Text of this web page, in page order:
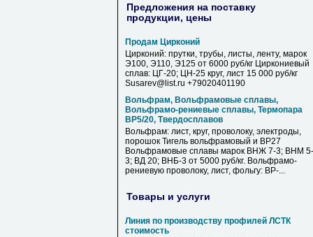
Предложения на поставку
продукции, цены
Продам Цирконий
Цирконий: прутки, трубы, листы, ленту, марок
Э100, Э110, Э125 от 6000 руб/кг Циркониевый
сплав: ЦГ-20; ЦН-25 круг, лист 15 000 руб/кг
Susarev@list.ru +79020401190
Вольфрам, Вольфрамовые сплавы,
Вольфрамо-рениевые сплавы, Термопара
ВР5/20, Твердосплавов
Вольфрам: лист, круг, проволоку, электроды,
порошок Тигель вольфрамовый и ВР27
Вольфрамовые сплавы марок ВНЖ 7-3; ВНМ 5-
3; ВД 20; ВНБ-3 от 5000 руб/кг. Вольфрамо-
рениевую проволоку, лист, фольгу: ВР-...
Товары и услуги
Линия по производству профилей ЛСТК
стоимость